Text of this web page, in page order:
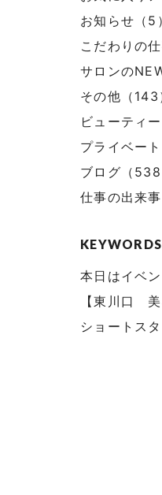
お知らせ（5）
こだわりの
サロンの
その他（143
ビューティー
プライベート
ブログ（538
仕事の出来事
KEYWORDS
本日はイベ
【東川口 美
ショートス